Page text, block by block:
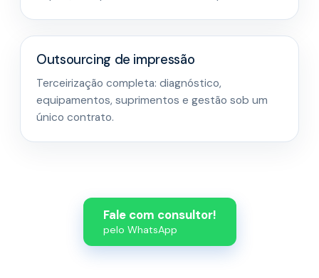
Outsourcing de impressão
Terceirização completa: diagnóstico,
equipamentos, suprimentos e gestão sob um
único contrato.
Fale com consultor!
pelo WhatsApp